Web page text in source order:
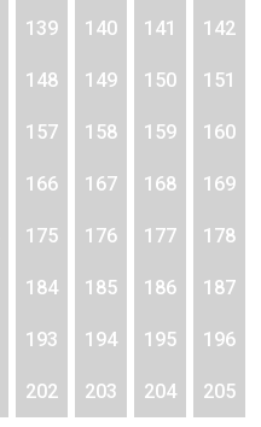
139 140 141 142
148 149 150 151
157 158 159 160
166 167 168 169
175 176 177 178
184 185 186 187
193 194 195 196
202 203 204 205